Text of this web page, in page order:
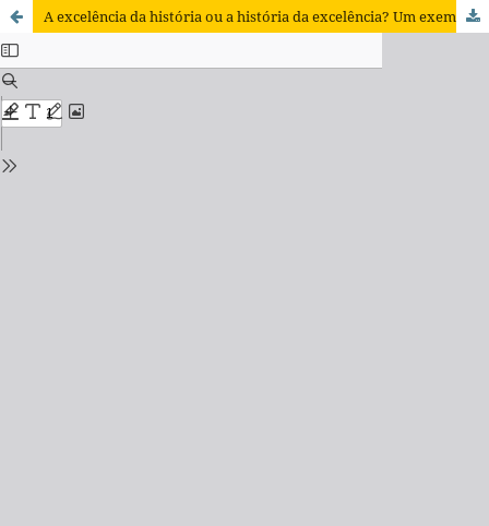
A excelência da história ou a história da excelência? Um exemplo da expansão do ensino superior do Brasil